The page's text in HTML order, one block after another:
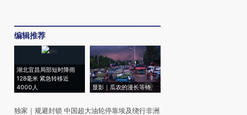
编辑推荐
湖北宜昌局部短时降雨
128毫米 紧急转移近
4000人
显影｜瓜农的漫长等待
独家 ｜ 规避封锁 中国超大油轮停靠埃及绕行非洲